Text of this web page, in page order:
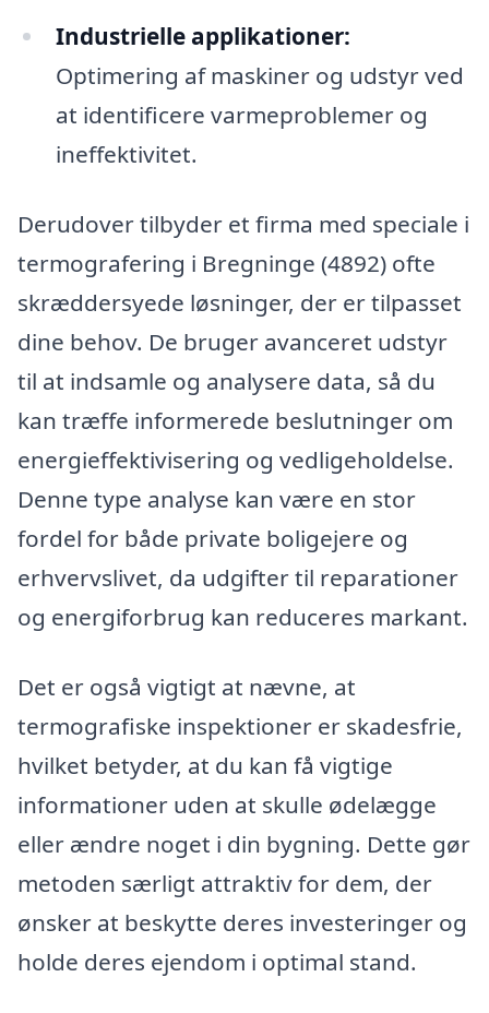
Industrielle applikationer:
Optimering af maskiner og udstyr ved
at identificere varmeproblemer og
ineffektivitet.
Derudover tilbyder et firma med speciale i
termografering i Bregninge (4892) ofte
skræddersyede løsninger, der er tilpasset
dine behov. De bruger avanceret udstyr
til at indsamle og analysere data, så du
kan træffe informerede beslutninger om
energieffektivisering og vedligeholdelse.
Denne type analyse kan være en stor
fordel for både private boligejere og
erhvervslivet, da udgifter til reparationer
og energiforbrug kan reduceres markant.
Det er også vigtigt at nævne, at
termografiske inspektioner er skadesfrie,
hvilket betyder, at du kan få vigtige
informationer uden at skulle ødelægge
eller ændre noget i din bygning. Dette gør
metoden særligt attraktiv for dem, der
ønsker at beskytte deres investeringer og
holde deres ejendom i optimal stand.